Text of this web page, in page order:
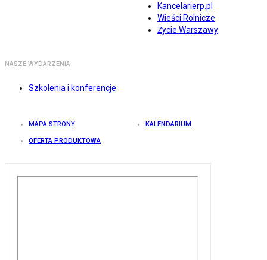
Kancelarierp.pl
Wieści Rolnicze
Życie Warszawy
NASZE WYDARZENIA
Szkolenia i konferencje
MAPA STRONY KALENDARIUM
OFERTA PRODUKTOWA